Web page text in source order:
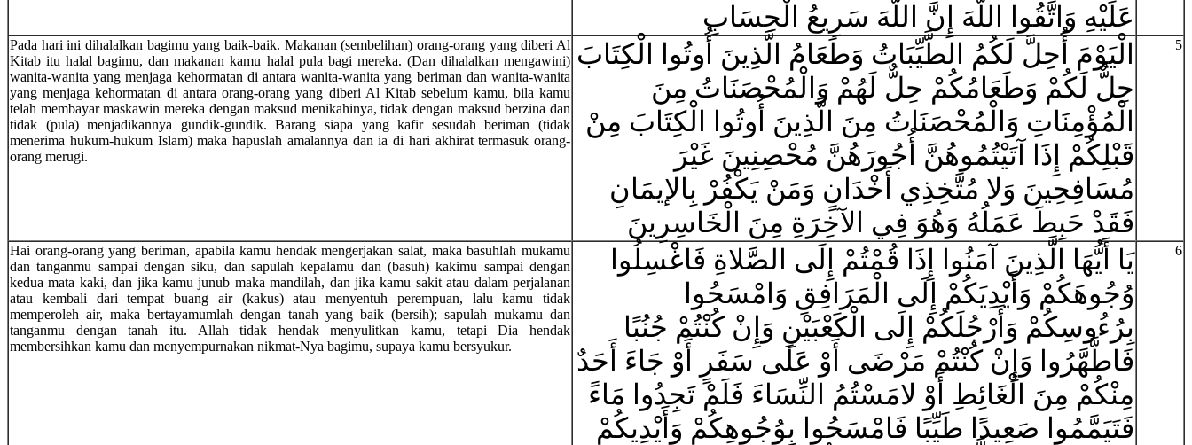
عَلَيْهِ وَاتَّقُوا اللَّهَ إِنَّ اللَّهَ سَرِيعُ الْحِسَابِ
Pada hari ini dihalalkan bagimu yang baik-baik. Makanan (sembelihan) orang-orang yang diberi Al
Kitab itu halal bagimu, dan makanan kamu halal pula bagi mereka. (Dan dihalalkan mengawini)
wanita-wanita yang menjaga kehormatan di antara wanita-wanita yang beriman dan wanita-wanita
yang menjaga kehormatan di antara orang-orang yang diberi Al Kitab sebelum kamu, bila kamu
telah membayar maskawin mereka dengan maksud menikahinya, tidak dengan maksud berzina dan
tidak (pula) menjadikannya gundik-gundik. Barang siapa yang kafir sesudah beriman (tidak
menerima hukum-hukum Islam) maka hapuslah amalannya dan ia di hari akhirat termasuk orang-
orang merugi.
الْيَوْمَ أُحِلَّ لَكُمُ الطَّيِّبَاتُ وَطَعَامُ الَّذِينَ أُوتُوا الْكِتَابَ
حِلٌّ لَكُمْ وَطَعَامُكُمْ حِلٌّ لَهُمْ وَالْمُحْصَنَاتُ مِنَ
الْمُؤْمِنَاتِ وَالْمُحْصَنَاتُ مِنَ الَّذِينَ أُوتُوا الْكِتَابَ مِنْ
قَبْلِكُمْ إِذَا آتَيْتُمُوهُنَّ أُجُورَهُنَّ مُحْصِنِينَ غَيْرَ
مُسَافِحِينَ وَلا مُتَّخِذِي أَخْدَانٍ وَمَنْ يَكْفُرْ بِالإيمَانِ
فَقَدْ حَبِطَ عَمَلُهُ وَهُوَ فِي الآخِرَةِ مِنَ الْخَاسِرِينَ
5
Hai orang-orang yang beriman, apabila kamu hendak mengerjakan salat, maka basuhlah mukamu
dan tanganmu sampai dengan siku, dan sapulah kepalamu dan (basuh) kakimu sampai dengan
kedua mata kaki, dan jika kamu junub maka mandilah, dan jika kamu sakit atau dalam perjalanan
atau kembali dari tempat buang air (kakus) atau menyentuh perempuan, lalu kamu tidak
memperoleh air, maka bertayamumlah dengan tanah yang baik (bersih); sapulah mukamu dan
tanganmu dengan tanah itu. Allah tidak hendak menyulitkan kamu, tetapi Dia hendak
membersihkan kamu dan menyempurnakan nikmat-Nya bagimu, supaya kamu bersyukur.
يَا أَيُّهَا الَّذِينَ آمَنُوا إِذَا قُمْتُمْ إِلَى الصَّلاةِ فَاغْسِلُوا
وُجُوهَكُمْ وَأَيْدِيَكُمْ إِلَى الْمَرَافِقِ وَامْسَحُوا
بِرُءُوسِكُمْ وَأَرْجُلَكُمْ إِلَى الْكَعْبَيْنِ وَإِنْ كُنْتُمْ جُنُبًا
فَاطَّهَّرُوا وَإِنْ كُنْتُمْ مَرْضَى أَوْ عَلَى سَفَرٍ أَوْ جَاءَ أَحَدٌ
مِنْكُمْ مِنَ الْغَائِطِ أَوْ لامَسْتُمُ النِّسَاءَ فَلَمْ تَجِدُوا مَاءً
فَتَيَمَّمُوا صَعِيدًا طَيِّبًا فَامْسَحُوا بِوُجُوهِكُمْ وَأَيْدِيكُمْ
6